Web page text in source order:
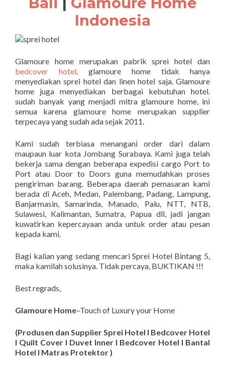
Indonesia
Glamoure home merupakan pabrik sprei hotel dan
bedcover hotel. glamoure home tidak hanya
menyediakan sprei hotel dan linen hotel saja. Glamoure
home juga menyediakan berbagai kebutuhan hotel.
sudah banyak yang menjadi mitra glamoure home, ini
semua karena glamoure home merupakan supplier
terpecaya yang sudah ada sejak 2011.
Kami sudah terbiasa menangani order dari dalam
maupaun luar kota Jombang Surabaya. Kami juga telah
bekerja sama dengan beberapa expedisi cargo Port to
Port atau Door to Doors guna memudahkan proses
pengiriman barang. Beberapa daerah pemasaran kami
berada di Aceh, Medan, Palembang, Padang, Lampung,
Banjarmasin, Samarinda, Manado, Palu, NTT, NTB,
Sulawesi, Kalimantan, Sumatra, Papua dll, jadi jangan
kuwatirkan kepercayaan anda untuk order atau pesan
kepada kami.
Bagi kalian yang sedang mencari Sprei Hotel Bintang 5,
maka kamilah solusinya. Tidak percaya, BUKTIKAN !!!
Best regrads,
Glamoure Home–Touch of Luxury your Home
(Produsen dan Supplier Sprei Hotel I Bedcover Hotel
I Quilt Cover I Duvet Inner I Bedcover Hotel I Bantal
Hotel I Matras Protektor )